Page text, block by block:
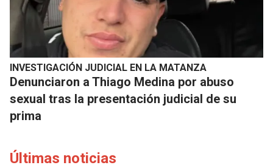
INVESTIGACIÓN JUDICIAL EN LA MATANZA
Denunciaron a Thiago Medina por abuso
sexual tras la presentación judicial de su
prima
Últimas noticias